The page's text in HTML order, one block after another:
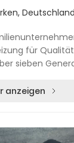
Deutschland
für
sieben
anzeigen